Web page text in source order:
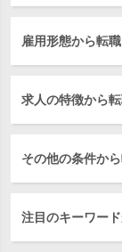
雇用形態から転
求人の特徴から
その他の条件か
注目のキーワー